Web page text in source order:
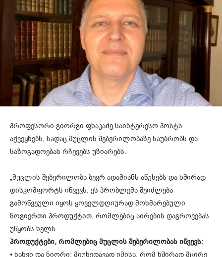
პროფესორი გიორგი ფხაკაძე საინტერესო პოსტს
აქვეყნებს, სადაც მუცლის შებერილობაზე საუბრობს და
საზოგადოებას რჩევებს უზიარებს.
„მუცლის შებერილობა ბევრ ადამიანს აწუხებს და ხშირად
დისკომფორტს იწვევს. ეს პრობლემა შეიძლება
გამოწვეული იყოს ყოველდღიურად მოხმარებული
ზოგიერთი პროდუქტით, რომლებიც აირების დაგროვებას
უწყობს ხელს.
პროდუქტები, რომლებიც მუცლის შებერილობას იწვევს:
• ხახვი და ნიორი: მიუხედავად იმისა, რომ ხშირად მცირე